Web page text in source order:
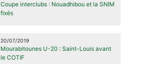
Coupe interclubs : Nouadhibou et la SNIM
fixés
20/07/2019
Mourabitounes U-20 : Saint-Louis avant
le COTIF